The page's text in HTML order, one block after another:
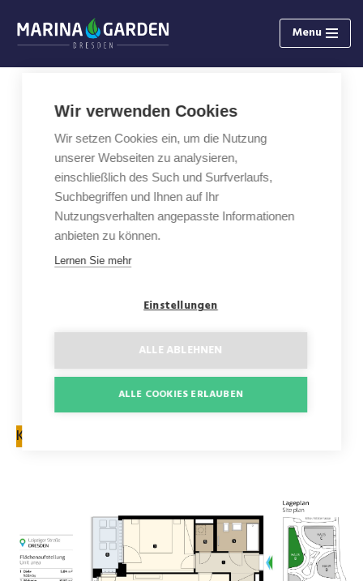
Zum
Inhalt
Menu
2-Zimmer Wohnung mit Loggia
B4.2
Fläche: 61,84 m²
Etage: 4
Loggia: 5,79 m²
Kaufpreis: 396 900 €
KONTAKTFORMULAR
Wir verwenden Cookies
Wir setzen Cookies ein, um die Nutzung
unserer Webseiten zu analysieren,
einschließlich des Such und Surfverlaufs,
Suchbegriffen und Ihnen auf Ihr
Nutzungsverhalten angepasste Informationen
anbieten zu können.
Lernen Sie mehr
Einstellungen
ALLE ABLEHNEN
ALLE COOKIES ERLAUBEN